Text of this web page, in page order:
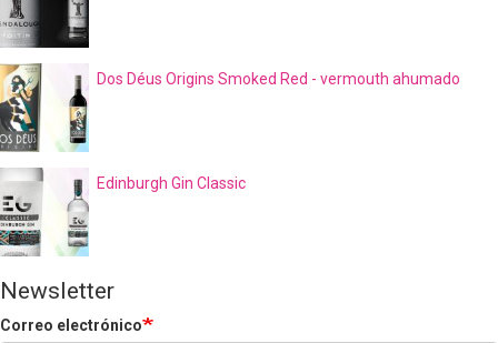
Dos Déus Origins Smoked Red - vermouth ahumado
Edinburgh Gin Classic
Newsletter
Correo electrónico